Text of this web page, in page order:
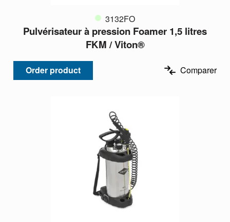
3132FO
Pulvérisateur à pression Foamer 1,5 litres
FKM / Viton®
Order product Comparer